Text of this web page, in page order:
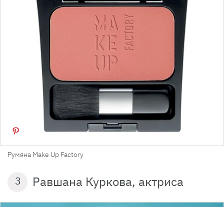
Румяна Make Up Factory
3 Равшана Куркова, актриса